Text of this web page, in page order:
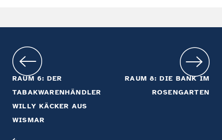
RAUM 6: DER
TABAKWARENHÄNDLER
WILLY KÄCKER AUS
WISMAR
RAUM 8: DIE BANK IM
ROSENGARTEN